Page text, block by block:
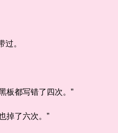
。
都写错了四次。”
了六次。”